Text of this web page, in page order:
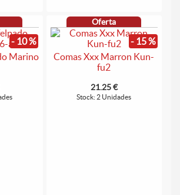
- 10 %
Marino
Oferta
- 15 %
Comas Xxx Marron Kun-
fu2
21.25 €
Stock: 2 Unidades